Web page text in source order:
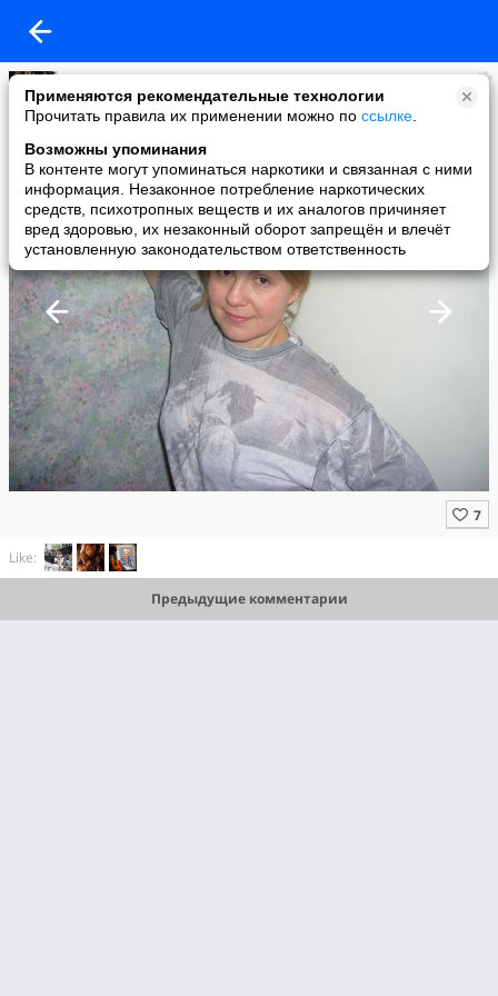
Применяются рекомендательные технологии
Прочитать правила их применении можно по ссылке
Возможны упоминания
В контенте могут упоминаться наркотики и связанная с ними
информация. Незаконное потребление наркотических
средств, психотропных веществ и их аналогов причиняет
вред здоровью, их незаконный оборот запрещён и влечёт
установленную законодательством ответственность
Gulnara
added a photo
18 Sep в 17:14
Like:
Предыдущие комментарии